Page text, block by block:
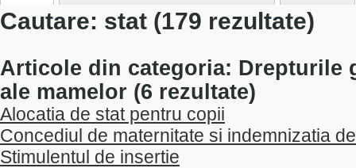
Cautare: stat (179 rezultate)
Articole din categoria: Drepturile
ale mamelor (6 rezultate)
Alocatia de stat pentru copii
Concediul de maternitate si indemnizatia
Stimulentul de insertie